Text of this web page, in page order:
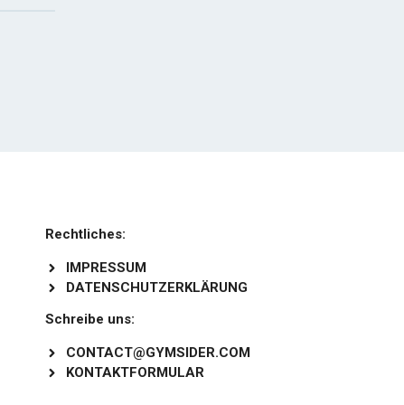
Rechtliches:
IMPRESSUM
DATENSCHUTZERKLÄRUNG
Schreibe uns:
CONTACT@GYMSIDER.COM
KONTAKTFORMULAR